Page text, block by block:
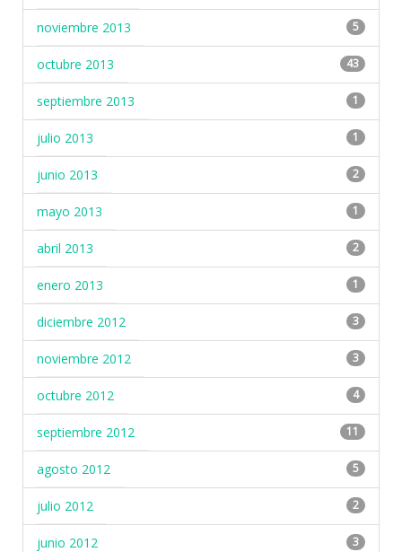
noviembre 2013 5
octubre 2013 43
septiembre 2013 1
julio 2013 1
junio 2013 2
mayo 2013 1
abril 2013 2
enero 2013 1
diciembre 2012 3
noviembre 2012 3
octubre 2012 4
septiembre 2012 11
agosto 2012 5
julio 2012 2
junio 2012 3